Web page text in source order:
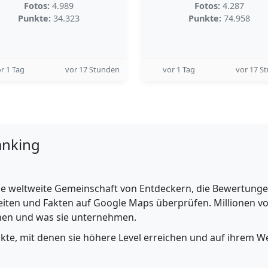
Fotos: 4.989
Punkte: 34.323
1 Tag vor 17 Stunden
Fotos: 4.287
Punkte: 74.958
vor 1 Tag vor 17
weltweite Gemeinschaft von Entdeckern, die
und Fakten auf Google Maps überprüfen. Millionen
und was sie unternehmen.
mit denen sie höhere Level erreichen und auf ihrem